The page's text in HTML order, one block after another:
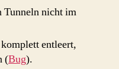
Tunneln nicht im
entleert,
(Bug).